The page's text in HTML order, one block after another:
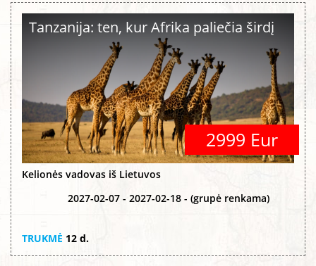
Tanzanija: ten, kur Afrika paliečia širdį
2999 Eur
Kelionės vadovas iš Lietuvos
2027-02-07 - 2027-02-18 - (grupė renkama)
TRUKMĖ 12 d.